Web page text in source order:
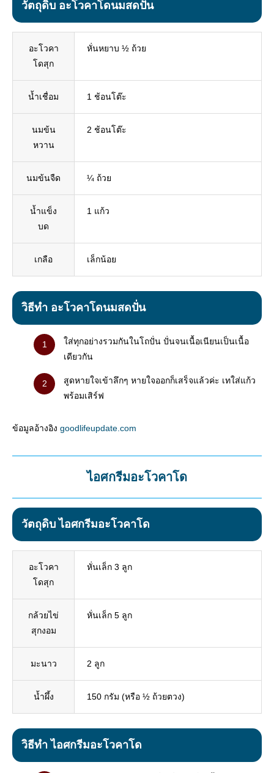
วัตถุดิบ อะโวคาโดนมสดปั่น
อะโวคา
โดสุก
หั่นหยาบ ½ ถ้วย
น้ำเชื่อม 1 ช้อนโต๊ะ
นมข้น
หวาน
2 ช้อนโต๊ะ
นมข้นจืด ¼ ถ้วย
น้ำแข็ง
บด
1 แก้ว
เกลือ เล็กน้อย
วิธีทำ อะโวคาโดนมสดปั่น
ใส่ทุกอย่างรวมกันในโถปั่น ปั่นจนเนื้อเนียนเป็นเนื้อ
เดียวกัน
สูดหายใจเข้าลึกๆ หายใจออกก็เสร็จแล้วค่ะ เทใส่แก้ว
พร้อมเสิร์ฟ
ข้อมูลอ้างอิง goodlifeupdate.com
ไอศกรีมอะโวคาโด
วัตถุดิบ ไอศกรีมอะโวคาโด
อะโวคา
โดสุก
หั่นเล็ก 3 ลูก
กล้วยไข่
สุกงอม
หั่นเล็ก 5 ลูก
มะนาว 2 ลูก
น้ำผึ้ง 150 กรัม (หรือ ½ ถ้วยตวง)
วิธีทำ ไอศกรีมอะโวคาโด